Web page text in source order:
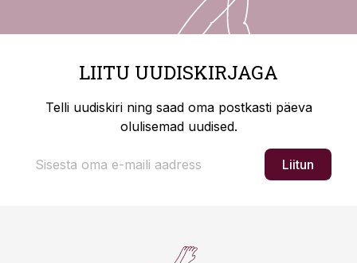
LIITU UUDISKIRJAGA
Telli uudiskiri ning saad oma postkasti päeva
olulisemad uudised.
Liitun